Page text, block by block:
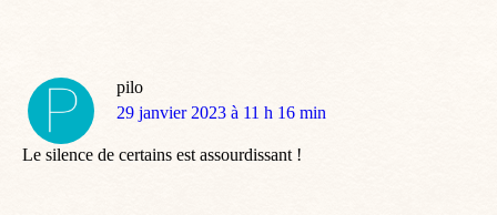
pilo
dit
29 janvier 2023 à 11 h 16 min
Le silence de certains est assourdissant !